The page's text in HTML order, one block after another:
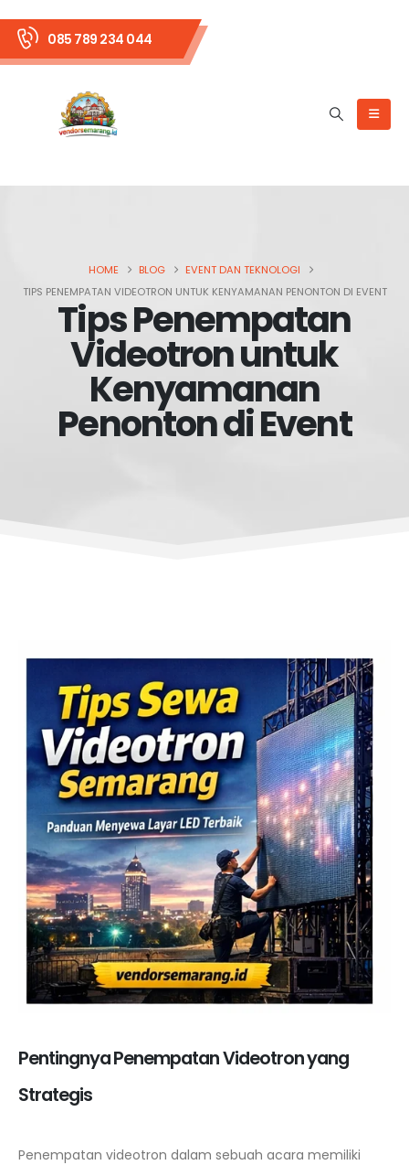
085 789 234 044
HOME BLOG
EVENT DAN TEKNOLOGI
TIPS PENEMPATAN VIDEOTRON UNTUK KENYAMANAN PENONTON DI EVENT
Tips Penempatan
Videotron untuk
Kenyamanan
Penonton di Event
Pentingnya Penempatan Videotron yang
Strategis
Penempatan videotron dalam sebuah acara memiliki